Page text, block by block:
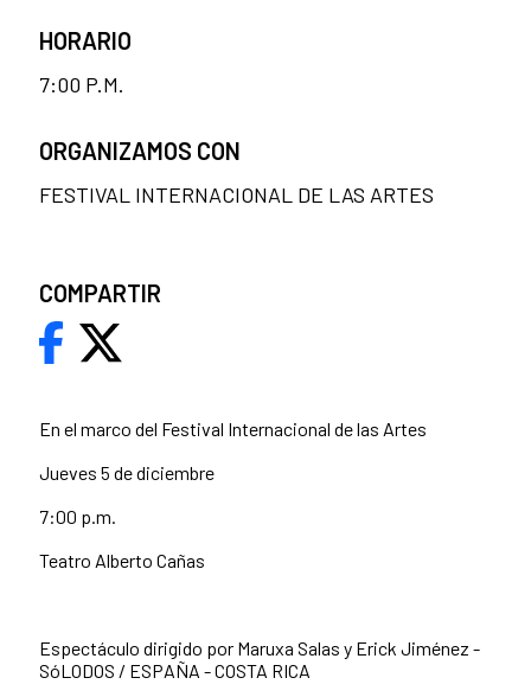
En el marco del Festival Internacional de las Artes
Jueves 5 de diciembre
7:00 p.m.
Teatro Alberto Cañas
Espectáculo dirigido por Maruxa Salas y Erick Jiménez -
SóLODOS / ESPAÑA - COSTA RICA
HORARIO
7:00 P.M.
ORGANIZAMOS CON
FESTIVAL INTERNACIONAL DE LAS ARTES
COMPARTIR